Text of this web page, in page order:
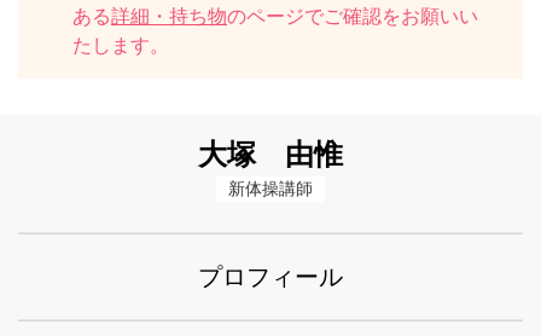
ある詳細・持ち物のページでご確認をお願いい
たします。
大塚 由惟
新体操講師
プロフィール